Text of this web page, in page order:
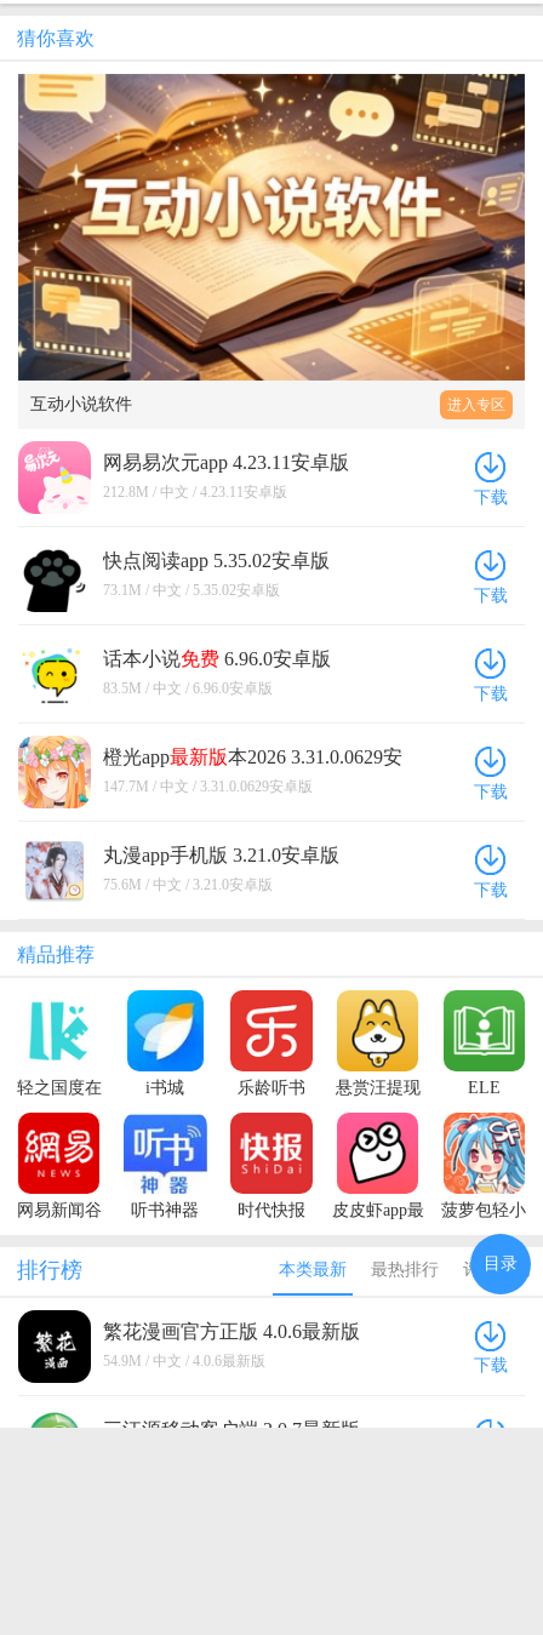
猜你喜欢
互动小说软件 进入专区
网易易次元app 4.23.11安卓版
212.8M / 中文 / 4.23.11安卓版 下载
快点阅读app 5.35.02安卓版
73.1M / 中文 / 5.35.02安卓版 下载
话本小说免费 6.96.0安卓版
83.5M / 中文 / 6.96.0安卓版 下载
橙光app最新版本2026 3.31.0.0629安
卓版
147.7M / 中文 / 3.31.0.0629安卓版 下载
丸漫app手机版 3.21.0安卓版
75.6M / 中文 / 3.21.0安卓版 下载
精品推荐
轻之国度在
线轻小说文
库(LK)
i书城 乐龄听书
悬赏汪提现
版
ELE
reader(爱阅
读)
网易新闻谷
听书神器 时代快报
皮皮虾app最
菠萝包轻小
说最新版本
排行榜 本类最新 最热排行 评分最高
繁花漫画官方正版 4.0.6最新版
54.9M / 中文 / 4.0.6最新版 下载
三江源移动客户端 2.0.7最新版
目录